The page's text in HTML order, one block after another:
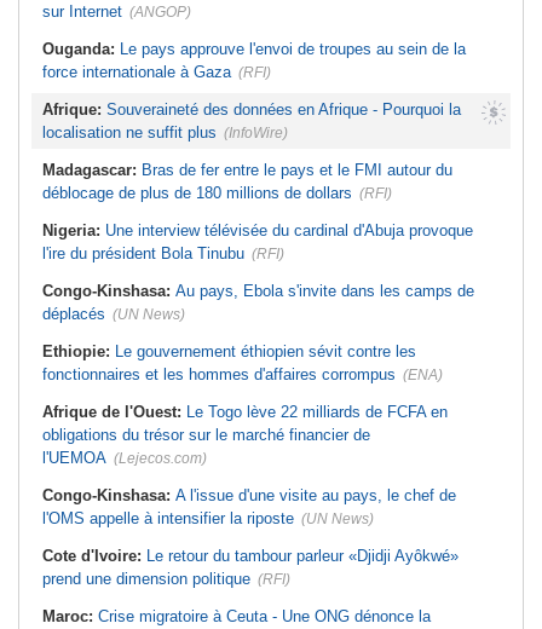
sur Internet (ANGOP)
Ouganda: Le pays approuve l'envoi de troupes au sein de la
force internationale à Gaza (RFI)
Afrique: Souveraineté des données en Afrique - Pourquoi la
localisation ne suffit plus (InfoWire)
Madagascar: Bras de fer entre le pays et le FMI autour du
déblocage de plus de 180 millions de dollars (RFI)
Nigeria: Une interview télévisée du cardinal d'Abuja provoque
l'ire du président Bola Tinubu (RFI)
Congo-Kinshasa: Au pays, Ebola s'invite dans les camps de
déplacés (UN News)
Ethiopie: Le gouvernement éthiopien sévit contre les
fonctionnaires et les hommes d'affaires corrompus (ENA)
Afrique de l'Ouest: Le Togo lève 22 milliards de FCFA en
obligations du trésor sur le marché financier de
l'UEMOA (Lejecos.com)
Congo-Kinshasa: A l'issue d'une visite au pays, le chef de
l'OMS appelle à intensifier la riposte (UN News)
Cote d'Ivoire: Le retour du tambour parleur «Djidji Ayôkwé»
prend une dimension politique (RFI)
Maroc: Crise migratoire à Ceuta - Une ONG dénonce la